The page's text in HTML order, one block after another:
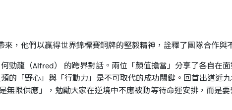
，他們以贏得世界錦標賽銅牌的堅毅精神，詮釋了團隊合作與
勁龍（Alfred） 的跨界對話。兩位「顏值擔當」分享了各自在
的「野心」與「行動力」是不可取代的成功關鍵。回首出道近
無限供應」，勉勵大家在逆境中不應被動等待命運安排，而是